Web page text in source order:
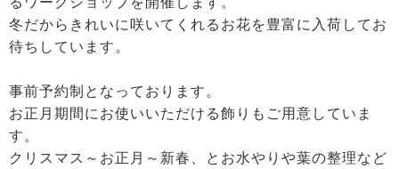
冬だからきれいに咲いてくれるお花を豊富に入荷してお
待ちしています。
事前予約制となっております。
お正月期間にお使いいただける飾りもご用意していま
す。
クリスマス～お正月～新春、とお水やりや葉の整理など